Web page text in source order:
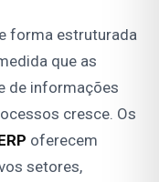
forma estruturada
que as
de informações
cresce. Os
oferecem
setores,